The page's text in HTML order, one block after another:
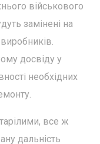
військового
замінені на
досвіду у
необхідних
все ж
дальність